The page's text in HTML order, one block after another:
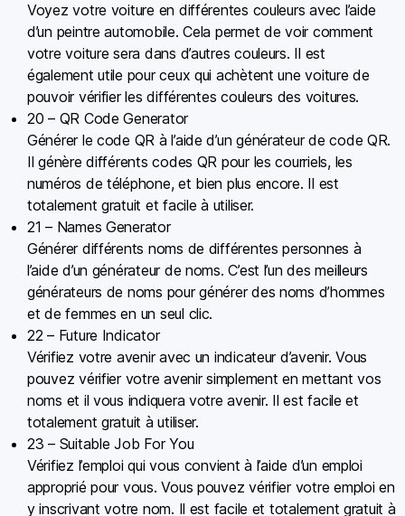
Voyez votre voiture en différentes couleurs avec l’aide
d’un peintre automobile. Cela permet de voir comment
votre voiture sera dans d’autres couleurs. Il est
également utile pour ceux qui achètent une voiture de
pouvoir vérifier les différentes couleurs des voitures.
20 – QR Code Generator
Générer le code QR à l’aide d’un générateur de code QR.
Il génère différents codes QR pour les courriels, les
numéros de téléphone, et bien plus encore. Il est
totalement gratuit et facile à utiliser.
21 – Names Generator
Générer différents noms de différentes personnes à
l’aide d’un générateur de noms. C’est l’un des meilleurs
générateurs de noms pour générer des noms d’hommes
et de femmes en un seul clic.
22 – Future Indicator
Vérifiez votre avenir avec un indicateur d’avenir. Vous
pouvez vérifier votre avenir simplement en mettant vos
noms et il vous indiquera votre avenir. Il est facile et
totalement gratuit à utiliser.
23 – Suitable Job For You
Vérifiez l’emploi qui vous convient à l’aide d’un emploi
approprié pour vous. Vous pouvez vérifier votre emploi en
y inscrivant votre nom. Il est facile et totalement gratuit à